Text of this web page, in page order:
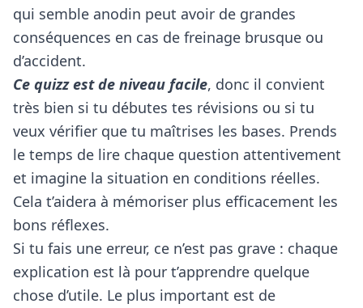
qui semble anodin peut avoir de grandes
conséquences en cas de freinage brusque ou
d’accident.
Ce quizz est de niveau facile, donc il convient
très bien si tu débutes tes révisions ou si tu
veux vérifier que tu maîtrises les bases. Prends
le temps de lire chaque question attentivement
et imagine la situation en conditions réelles.
Cela t’aidera à mémoriser plus efficacement les
bons réflexes.
Si tu fais une erreur, ce n’est pas grave : chaque
explication est là pour t’apprendre quelque
chose d’utile. Le plus important est de